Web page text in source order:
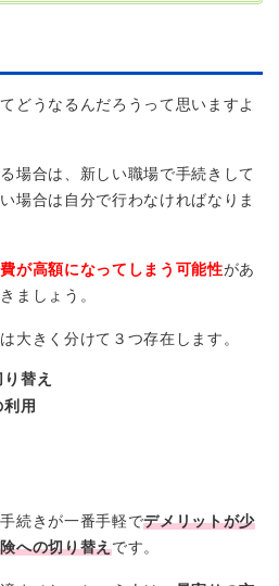
どうなるんだろうって思いますよ
場合は、新しい職場で手続きして
場合は自分で行わなければなりま
が高額になってしまう可能性があ
ましょう。
大きく分けて３つ存在します。
替え
用
続きが一番手軽でデメリットが少
への切り替えです。